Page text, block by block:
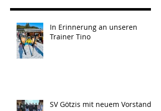
In Erinnerung an unseren
Trainer Tino
SV Götzis mit neuem Vorstand -